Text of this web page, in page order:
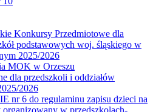
Konkursy Przedmiotowe dla
podstawowych woj. śląskiego w
2025/2026
MOK w Orzeszu
dla przedszkoli i oddziałów
2026
nr 6 do regulaminu zapisu dzieci na
w przedszkolach-